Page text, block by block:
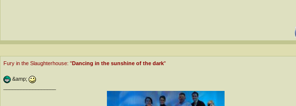
Fury in the Slaughterhouse: "Dancing in the sunshine of the dark"
&amp;